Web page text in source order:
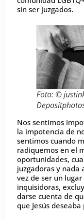
sin ser juzgados.
Foto: ©
Nos sentimos
la impotencia de
sentimos cuando
radiquemos en el
oportunidades,
juzgadoras y nada
vez de ser un
inquisidoras,
darse cuenta de
que Jesús